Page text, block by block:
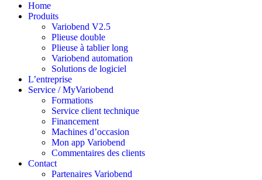
Home
Produits
Variobend V2.5
Plieuse double
Plieuse à tablier long
Variobend automation
Solutions de logiciel
L’entreprise
Service / MyVariobend
Formations
Service client technique
Financement
Machines d’occasion
Mon app Variobend
Commentaires des clients
Contact
Partenaires Variobend